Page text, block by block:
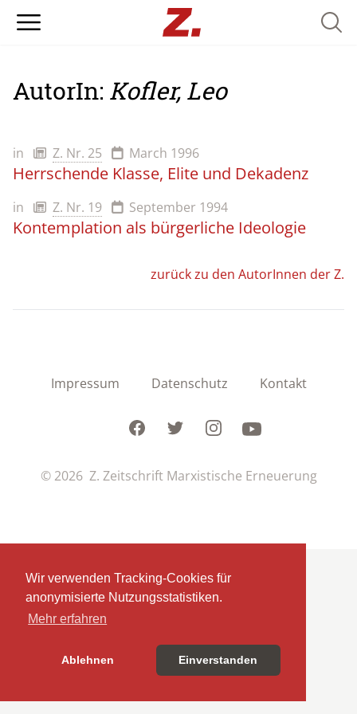
Wir verwenden Tracking-Cookies für
anonymisierte Nutzungsstatistiken.
Mehr erfahren
Ablehnen Einverstanden
AutorIn: Kofler, Leo
in Z. Nr. 25 March 1996
Herrschende Klasse, Elite und Dekadenz
in Z. Nr. 19 September 1994
Kontemplation als bürgerliche Ideologie
zurück zu den AutorInnen der Z.
Impressum Datenschutz Kontakt
FacebookTwitterInstagramYoutube
© 2026 Z. Zeitschrift Marxistische Erneuerung